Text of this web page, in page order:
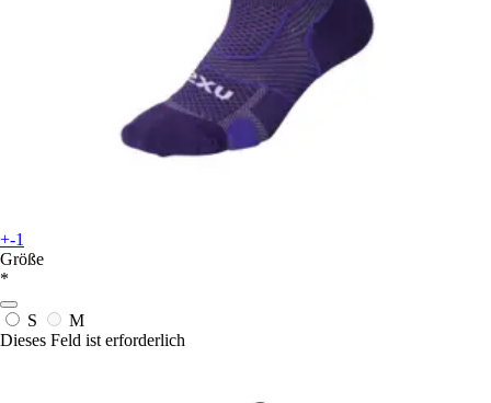
+-1
Größe
*
S
M
Dieses Feld ist erforderlich